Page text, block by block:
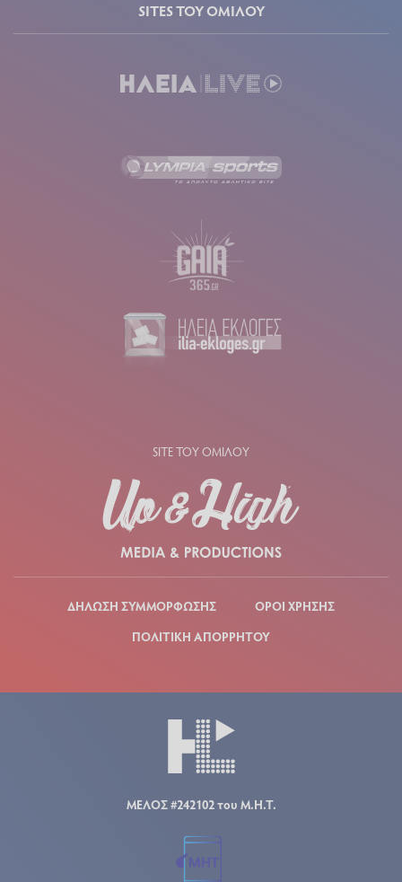
SITES ΤΟΥ ΟΜΙΛΟΥ
SITE ΤΟΥ ΟΜΙΛΟΥ
ΔΗΛΩΣΗ ΣΥΜΜΟΡΦΩΣΗΣ
ΟΡΟΙ ΧΡΗΣΗΣ
ΠΟΛΙΤΙΚΗ ΑΠΟΡΡΗΤΟΥ
ΜΕΛΟΣ #242102 του Μ.Η.Τ.